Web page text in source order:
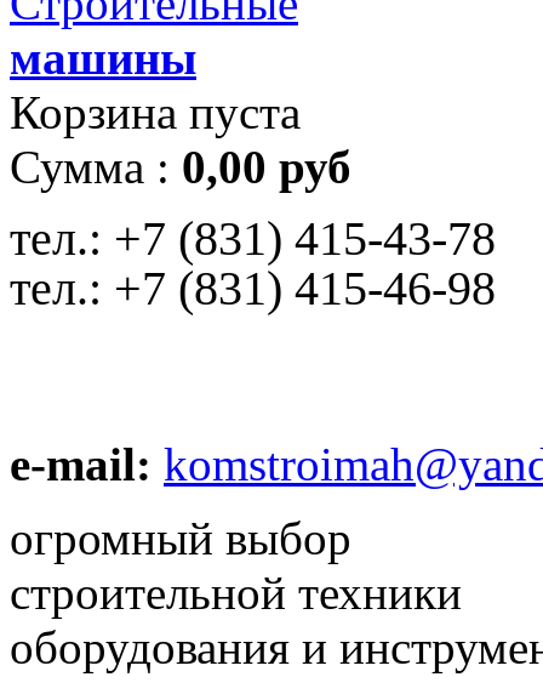
машины
Корзина пуста
Сумма : 0,00 руб
тел.: +7 (831) 415-43-78
тел.: +7 (831) 415-46-98
e-mail:
огромный выбор
строительной техники
оборудования и